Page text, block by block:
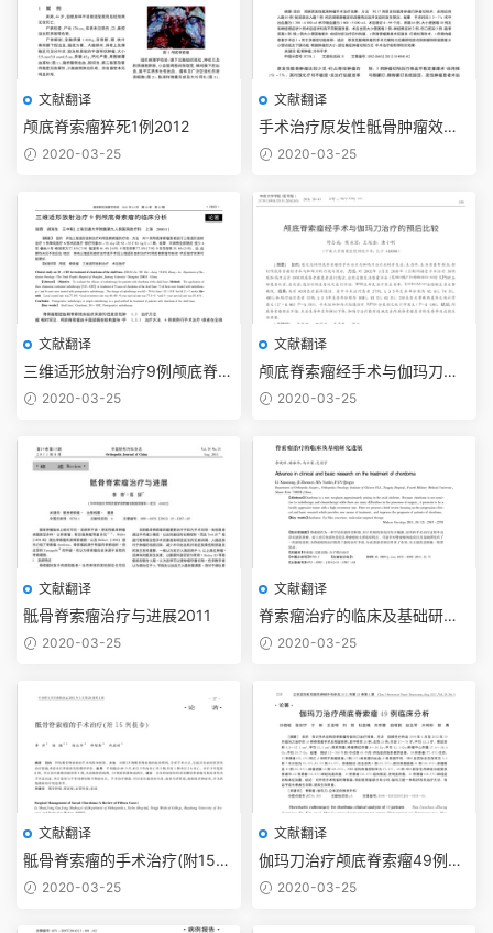
文献翻译
颅底脊索瘤猝死1例2012
2020-03-25
文献翻译
手术治疗原发性骶骨肿瘤效果
观察2011
2020-03-25
文献翻译
三维适形放射治疗9例颅底脊索
瘤的临床分析2011
2020-03-25
文献翻译
颅底脊索瘤经手术与伽玛刀治
疗的预后比较2011
2020-03-25
文献翻译
骶骨脊索瘤治疗与进展2011
2020-03-25
文献翻译
脊索瘤治疗的临床及基础研究
进展2011
2020-03-25
文献翻译
骶骨脊索瘤的手术治疗(附15例
报告)2011
2020-03-25
文献翻译
伽玛刀治疗颅底脊索瘤49例临
床分析2017
2020-03-25